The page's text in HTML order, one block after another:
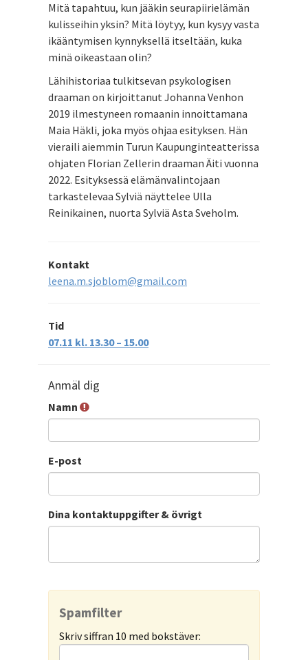
Mitä tapahtuu, kun jääkin seurapiirielämän
kulisseihin yksin? Mitä löytyy, kun kysyy vasta
ikääntymisen kynnyksellä itseltään, kuka
minä oikeastaan olin?
Lähihistoriaa tulkitsevan psykologisen
draaman on kirjoittanut Johanna Venhon
2019 ilmestyneen romaanin innoittamana
Maia Häkli, joka myös ohjaa esityksen. Hän
vieraili aiemmin Turun Kaupunginteatterissa
ohjaten Florian Zellerin draaman Äiti vuonna
2022. Esityksessä elämänvalintojaan
tarkastelevaa Sylviä näyttelee Ulla
Reinikainen, nuorta Sylviä Asta Sveholm.
Kontakt
leena.m.sjoblom@gmail.com
Tid
07.11 kl. 13.30 – 15.00
Anmäl dig
Namn
E-post
Dina kontaktuppgifter & övrigt
Spamfilter
Skriv siffran 10 med bokstäver: